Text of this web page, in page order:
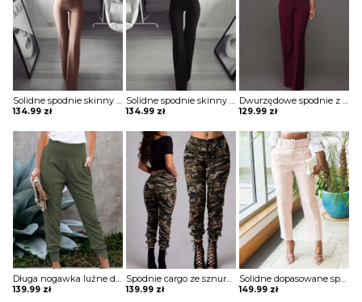
Solidne spodnie skinny z wysokim stanem szorty Katha
134.99 zł
Solidne spodnie skinny z wysokim stanem szorty Katha
134.99 zł
Dwurzędowe spodnie z wysokim stanem i szerokimi nogawkami szorty Thurayya
129.99 zł
Długa nogawka luźne dresowe jednolite bez wzoru ściągacz marszczenie kieszenie casual spodnie Beezie
139.99 zł
Spodnie cargo ze sznurkiem w kamuflażu szorty Bastienne
139.99 zł
Solidne dopasowane spodnie z kieszeniami Thordis
149.99 zł